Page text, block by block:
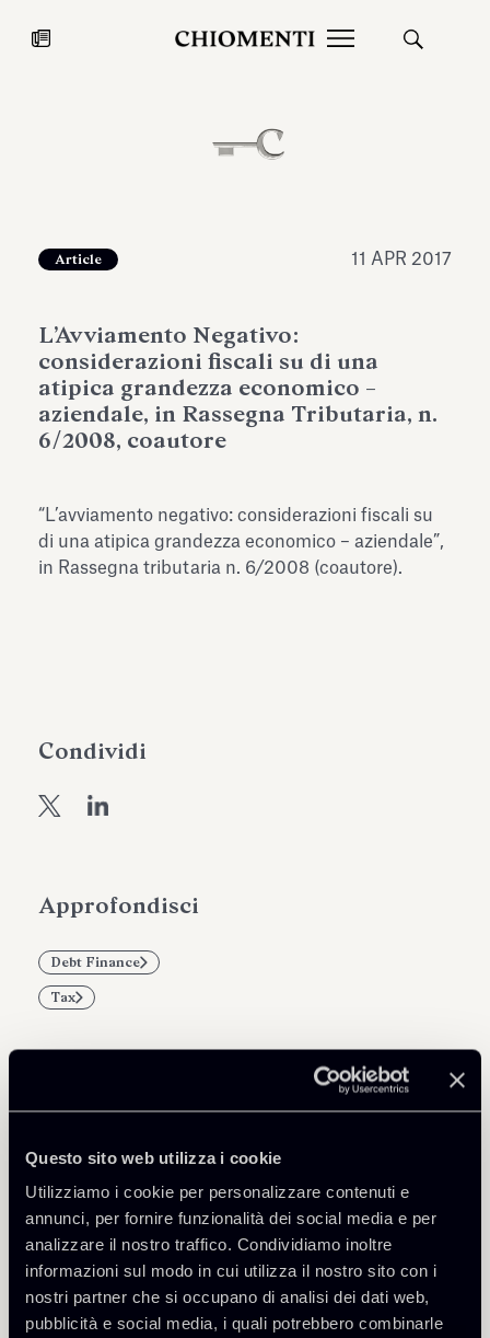
Questo sito web utilizza i cookie
Utilizziamo i cookie per personalizzare contenuti e
annunci, per fornire funzionalità dei social media e per
analizzare il nostro traffico. Condividiamo inoltre
informazioni sul modo in cui utilizza il nostro sito con i
nostri partner che si occupano di analisi dei dati web,
pubblicità e social media, i quali potrebbero combinarle
27 LUG 2026
Fondazione Torlonia inaugura la
dell’Antiquarium di Villa Albani
Torlonia
Leggi tutto
Approfondisci
Debt Finance
Tax
Article 11 APR 2017
L’Avviamento Negativo:
considerazioni fiscali su di una
atipica grandezza economico –
aziendale, in Rassegna Tributaria, n.
6/2008, coautore
“L’avviamento negativo: considerazioni fiscali su
di una atipica grandezza economico – aziendale”,
in Rassegna tributaria n. 6/2008 (coautore).
Condividi
Torna agli Insights
Marco Di Siena
SEDI
Roma
Scopri il professionista